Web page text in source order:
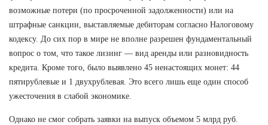
возможные потери (по просроченной задолженности) или на
штрафные санкции, выставляемые дебиторам согласно Налоговому
кодексу. До сих пор в мире не вполне разрешен фундаментальный
вопрос о том, что такое лизинг — вид аренды или разновидность
кредита. Кроме того, было выявлено 45 ненастоящих монет: 44
пятирублевые и 1 двухрублевая. Это всего лишь еще один способ
ужесточения в слабой экономике.
Однако не смог собрать заявки на выпуск объемом 5 млрд руб.